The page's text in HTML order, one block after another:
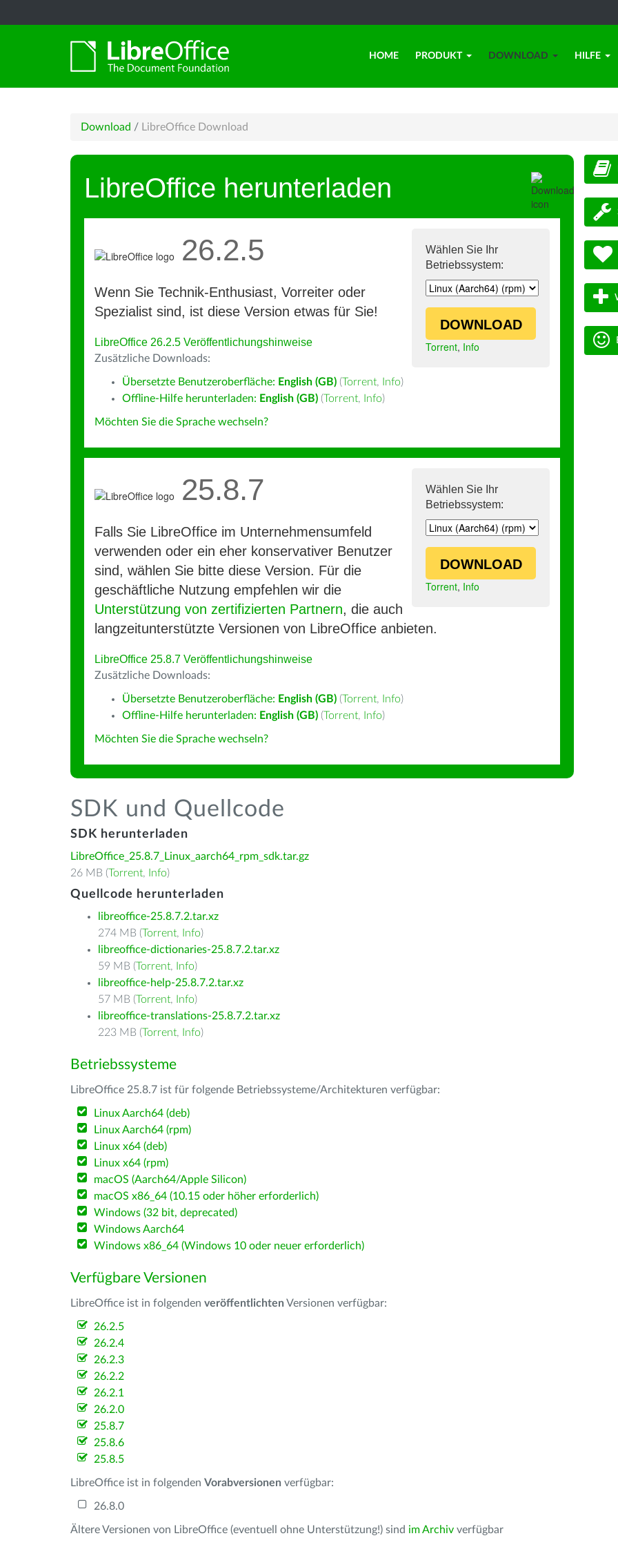
HOME PRODUKT DOWNLOAD HILFE
Download / LibreOffice Download
LibreOffice herunterladen
Wählen Sie Ihr
Betriebssystem:
DOWNLOAD
Torrent, Info
26.2.5
Wenn Sie Technik-Enthusiast, Vorreiter oder
Spezialist sind, ist diese Version etwas für Sie!
LibreOffice 26.2.5 Veröffentlichungshinweise
Zusätzliche Downloads:
Übersetzte Benutzeroberfläche: English (GB) (Torrent, Info)
Offline-Hilfe herunterladen: English (GB) (Torrent, Info)
Möchten Sie die Sprache wechseln?
Wählen Sie Ihr
Betriebssystem:
DOWNLOAD
Torrent, Info
25.8.7
Falls Sie LibreOffice im Unternehmensumfeld
verwenden oder ein eher konservativer Benutzer
sind, wählen Sie bitte diese Version. Für die
geschäftliche Nutzung empfehlen wir die
Unterstützung von zertifizierten Partnern, die auch
langzeitunterstützte Versionen von LibreOffice anbieten.
LibreOffice 25.8.7 Veröffentlichungshinweise
Zusätzliche Downloads:
Übersetzte Benutzeroberfläche: English (GB) (Torrent, Info)
Offline-Hilfe herunterladen: English (GB) (Torrent, Info)
Möchten Sie die Sprache wechseln?
SDK und Quellcode
SDK herunterladen
LibreOffice_25.8.7_Linux_aarch64_rpm_sdk.tar.gz
26 MB (Torrent, Info)
Quellcode herunterladen
libreoffice-25.8.7.2.tar.xz
274 MB (Torrent, Info)
libreoffice-dictionaries-25.8.7.2.tar.xz
59 MB (Torrent, Info)
libreoffice-help-25.8.7.2.tar.xz
57 MB (Torrent, Info)
libreoffice-translations-25.8.7.2.tar.xz
223 MB (Torrent, Info)
Betriebssysteme
LibreOffice 25.8.7 ist für folgende Betriebssysteme/Architekturen verfügbar:
Linux Aarch64 (deb)
Linux Aarch64 (rpm)
Linux x64 (deb)
Linux x64 (rpm)
macOS (Aarch64/Apple Silicon)
macOS x86_64 (10.15 oder höher erforderlich)
Windows (32 bit, deprecated)
Windows Aarch64
Windows x86_64 (Windows 10 oder neuer erforderlich)
Verfügbare Versionen
LibreOffice ist in folgenden veröffentlichten Versionen verfügbar:
26.2.5
26.2.4
26.2.3
26.2.2
26.2.1
26.2.0
25.8.7
25.8.6
25.8.5
LibreOffice ist in folgenden Vorabversionen verfügbar:
26.8.0
Ältere Versionen von LibreOffice (eventuell ohne Unterstützung!) sind im Archiv verfügbar